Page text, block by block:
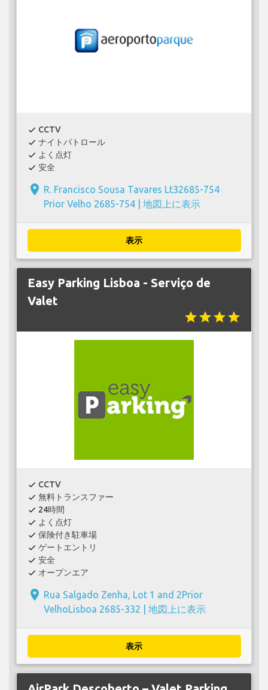
check CCTV
check ナイトパトロール
check よく点灯
check 安全
place R. Francisco Sousa Tavares Lt32685-754
Prior Velho 2685-754 | 地図上に表示
表示
Easy Parking Lisboa - Serviço de
Valet
starstarstarstar
check CCTV
check 無料トランスファー
check 24時間
check よく点灯
check 保険付き駐車場
check ゲートエントリ
check 安全
check オープンエア
place Rua Salgado Zenha, Lot 1 and 2Prior
VelhoLisboa 2685-332 | 地図上に表示
表示